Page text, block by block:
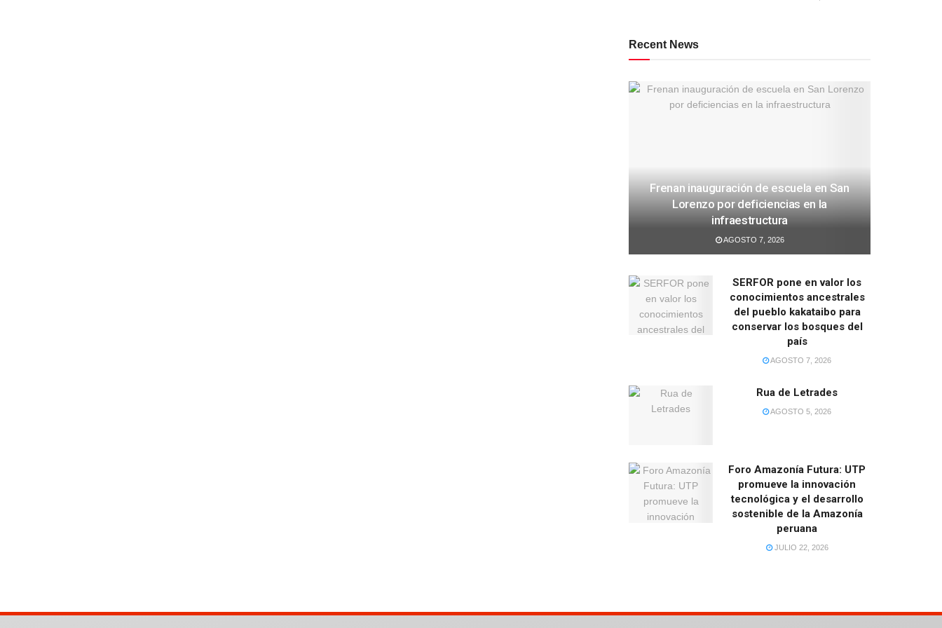
Recent News
Frenan inauguración de escuela en San
Lorenzo por deficiencias en la
infraestructura
AGOSTO 7, 2026
SERFOR pone en valor los
conocimientos ancestrales
del pueblo kakataibo para
conservar los bosques del
país
AGOSTO 7, 2026
Rua de Letrades
AGOSTO 5, 2026
Foro Amazonía Futura: UTP
promueve la innovación
tecnológica y el desarrollo
sostenible de la Amazonía
peruana
JULIO 22, 2026